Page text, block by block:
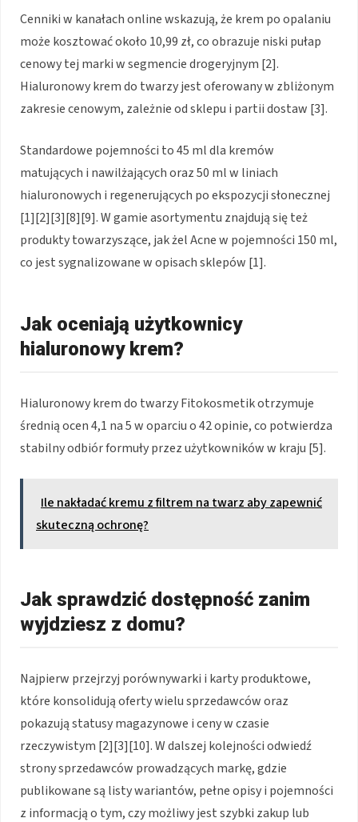
Cenniki w kanałach online wskazują, że krem po opalaniu
może kosztować około 10,99 zł, co obrazuje niski pułap
cenowy tej marki w segmencie drogeryjnym [2].
Hialuronowy krem do twarzy jest oferowany w zbliżonym
zakresie cenowym, zależnie od sklepu i partii dostaw [3].
Standardowe pojemności to 45 ml dla kremów
matujących i nawilżających oraz 50 ml w liniach
hialuronowych i regenerujących po ekspozycji słonecznej
[1][2][3][8][9]. W gamie asortymentu znajdują się też
produkty towarzyszące, jak żel Acne w pojemności 150 ml,
co jest sygnalizowane w opisach sklepów [1].
Jak oceniają użytkownicy
hialuronowy krem?
Hialuronowy krem do twarzy Fitokosmetik otrzymuje
średnią ocen 4,1 na 5 w oparciu o 42 opinie, co potwierdza
stabilny odbiór formuły przez użytkowników w kraju [5].
Ile nakładać kremu z filtrem na twarz aby zapewnić
skuteczną ochronę?
Jak sprawdzić dostępność zanim
wyjdziesz z domu?
Najpierw przejrzyj porównywarki i karty produktowe,
które konsolidują oferty wielu sprzedawców oraz
pokazują statusy magazynowe i ceny w czasie
rzeczywistym [2][3][10]. W dalszej kolejności odwiedź
strony sprzedawców prowadzących markę, gdzie
publikowane są listy wariantów, pełne opisy i pojemności
z informacją o tym, czy możliwy jest szybki zakup lub